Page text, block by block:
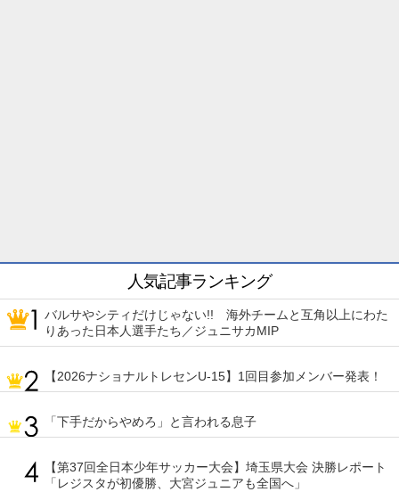
人気記事ランキング
バルサやシティだけじゃない!! 海外チームと互角以上にわた
りあった日本人選手たち／ジュニサカMIP
【2026ナショナルトレセンU-15】1回目参加メンバー発表！
「下手だからやめろ」と言われる息子
【第37回全日本少年サッカー大会】埼玉県大会 決勝レポート
「レジスタが初優勝、大宮ジュニアも全国へ」